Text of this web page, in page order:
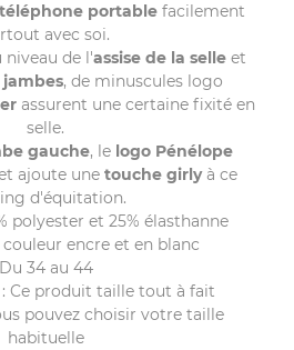
téléphone portablefacilement
avec soi.
niveau de l'assise de la selle et
jambes, de minuscules logo
assurent une certaine fixité en
selle.
gauche, le logo Pénélope
ajoute une touche girlyà ce
d'équitation.
polyester et 25% élasthanne
encre et en blanc
Du 34 au 44
Ce produit taille tout à fait
pouvez choisir votre taille
habituelle